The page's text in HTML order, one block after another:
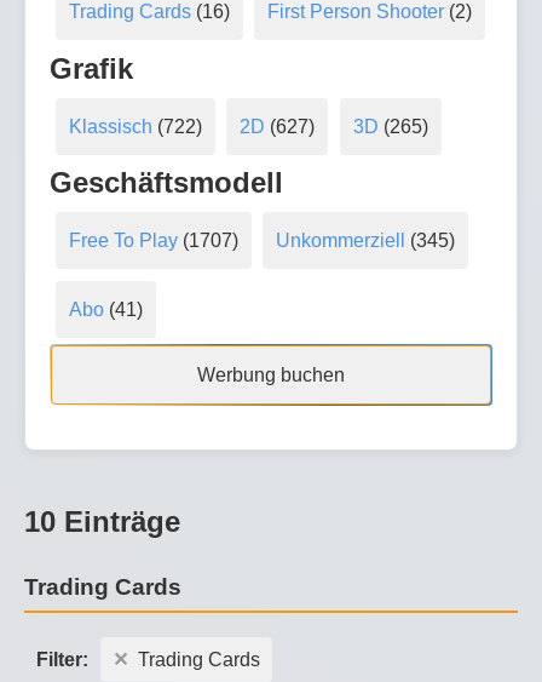
Trading Cards(16) First Person Shooter (2)
Grafik
Klassisch (722) 2D (627) 3D (265)
Geschäftsmodell
Free To Play(1707) Unkommerziell (345)
Abo(41)
Werbung buchen
10 Einträge
Trading Cards
Filter: Trading Cards